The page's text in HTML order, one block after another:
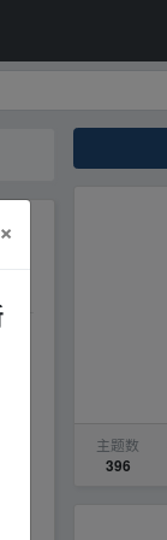
主题数
396
×